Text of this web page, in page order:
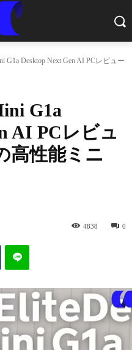
G1a Desktop Next Gen AI PCレビュー
G1a
AI PCレビュ
高性能ミニ
0
4838